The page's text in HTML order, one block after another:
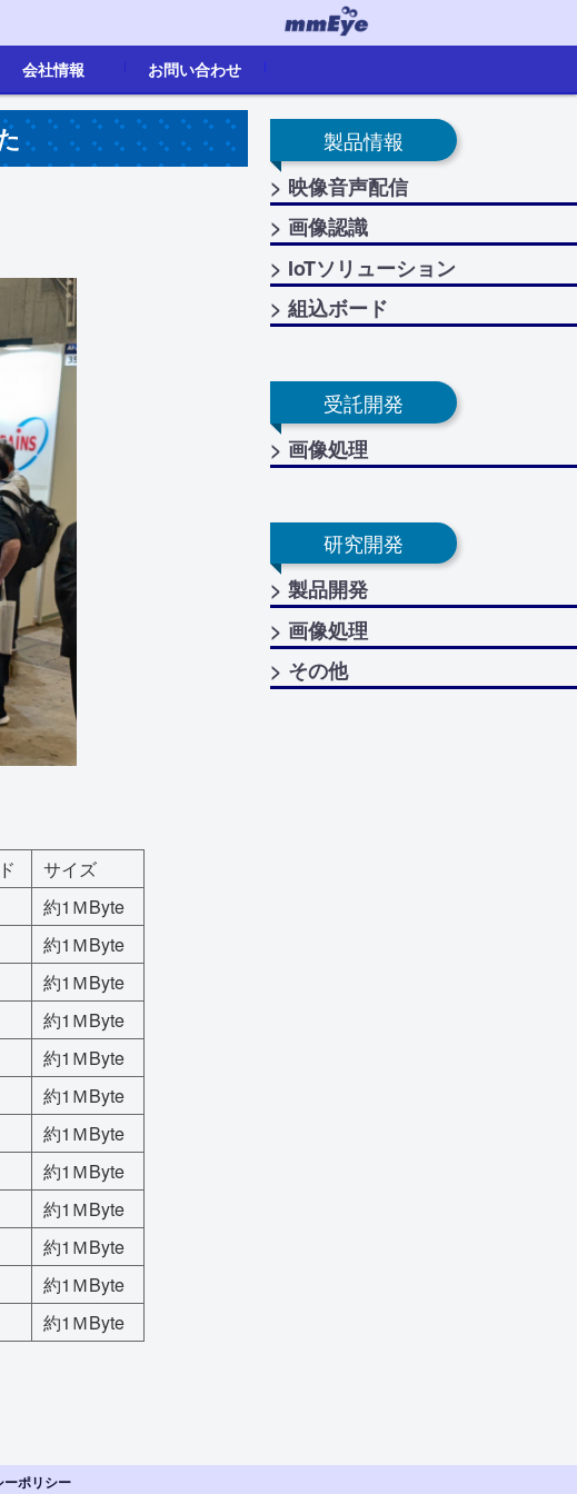
会社情報
会社概要
沿革
事業内容
地図
採用情報(新卒)
お問い合わせ
お問い合わせ
代理店一覧
生産終了
サイズ
約1ＭByte
約1ＭByte
約1ＭByte
約1ＭByte
約1ＭByte
約1ＭByte
約1ＭByte
約1ＭByte
約1ＭByte
約1ＭByte
約1ＭByte
約1ＭByte
製品情報
> 映像音声配信
> 画像認識
> IoTソリューション
> 組込ボード
受託開発
> 画像処理
研究開発
> 製品開発
> 画像処理
> その他
ーポリシー